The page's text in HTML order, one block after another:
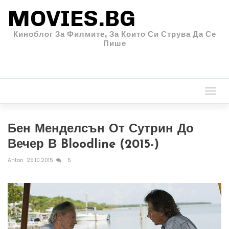
MOVIES.BG
Киноблог За Филмите, За Които Си Струва Да Се
Пише
Бен Менделсън От Сутрин До
Вечер В Bloodline (2015-)
Anton 25.10.2015 5